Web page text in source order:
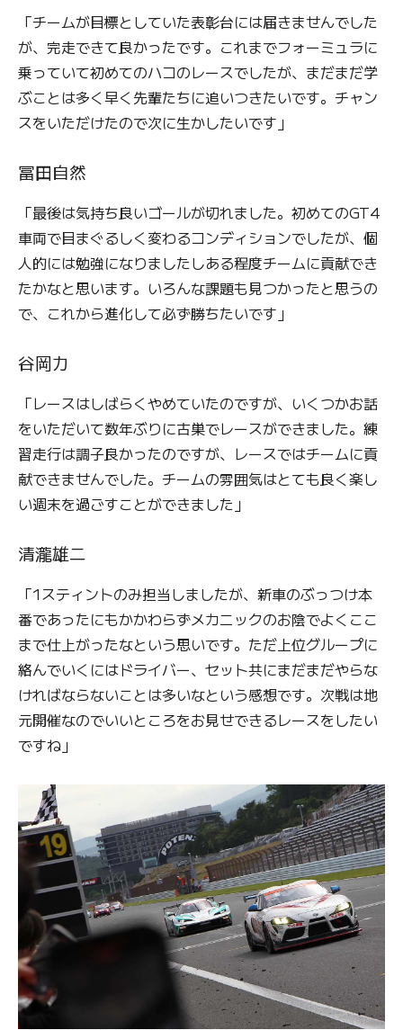
「チームが目標としていた表彰台には届きませんでした
が、完走できて良かったです。これまでフォーミュラに
乗っていて初めてのハコのレースでしたが、まだまだ学
ぶことは多く早く先輩たちに追いつきたいです。チャン
スをいただけたので次に生かしたいです」
冨田自然
「最後は気持ち良いゴールが切れました。初めてのGT4
車両で目まぐるしく変わるコンディションでしたが、個
人的には勉強になりましたしある程度チームに貢献でき
たかなと思います。いろんな課題も見つかったと思うの
で、これから進化して必ず勝ちたいです」
谷岡力
「レースはしばらくやめていたのですが、いくつかお話
をいただいて数年ぶりに古巣でレースができました。練
習走行は調子良かったのですが、レースではチームに貢
献できませんでした。チームの雰囲気はとても良く楽し
い週末を過ごすことができました」
清瀧雄二
「1スティントのみ担当しましたが、新車のぶっつけ本
番であったにもかかわらずメカニックのお陰でよくここ
まで仕上がったなという思いです。ただ上位グループに
絡んでいくにはドライバー、セット共にまだまだやらな
ければならないことは多いなという感想です。次戦は地
元開催なのでいいところをお見せできるレースをしたい
ですね」